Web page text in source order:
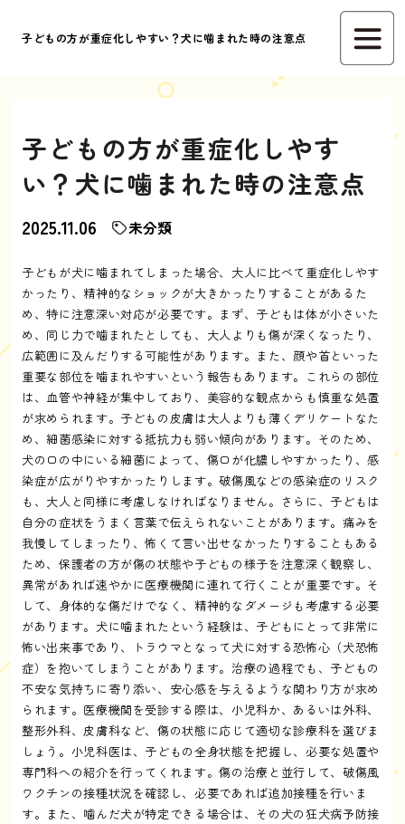
子どもの方が重症化しやすい？犬に噛まれた時の注意点
子どもの方が重症化しやす
い？犬に噛まれた時の注意点
2025.11.06 未分類
子どもが犬に噛まれてしまった場合、大人に比べて重症化しやす
かったり、精神的なショックが大きかったりすることがあるた
め、特に注意深い対応が必要です。まず、子どもは体が小さいた
め、同じ力で噛まれたとしても、大人よりも傷が深くなったり、
広範囲に及んだりする可能性があります。また、顔や首といった
重要な部位を噛まれやすいという報告もあります。これらの部位
は、血管や神経が集中しており、美容的な観点からも慎重な処置
が求められます。子どもの皮膚は大人よりも薄くデリケートなた
め、細菌感染に対する抵抗力も弱い傾向があります。そのため、
犬の口の中にいる細菌によって、傷口が化膿しやすかったり、感
染症が広がりやすかったりします。破傷風などの感染症のリスク
も、大人と同様に考慮しなければなりません。さらに、子どもは
自分の症状をうまく言葉で伝えられないことがあります。痛みを
我慢してしまったり、怖くて言い出せなかったりすることもある
ため、保護者の方が傷の状態や子どもの様子を注意深く観察し、
異常があれば速やかに医療機関に連れて行くことが重要です。そ
して、身体的な傷だけでなく、精神的なダメージも考慮する必要
があります。犬に噛まれたという経験は、子どもにとって非常に
怖い出来事であり、トラウマとなって犬に対する恐怖心（犬恐怖
症）を抱いてしまうことがあります。治療の過程でも、子どもの
不安な気持ちに寄り添い、安心感を与えるような関わり方が求め
られます。医療機関を受診する際は、小児科か、あるいは外科、
整形外科、皮膚科など、傷の状態に応じて適切な診療科を選びま
しょう。小児科医は、子どもの全身状態を把握し、必要な処置や
専門科への紹介を行ってくれます。傷の治療と並行して、破傷風
ワクチンの接種状況を確認し、必要であれば追加接種を行いま
す。また、噛んだ犬が特定できる場合は、その犬の狂犬病予防接